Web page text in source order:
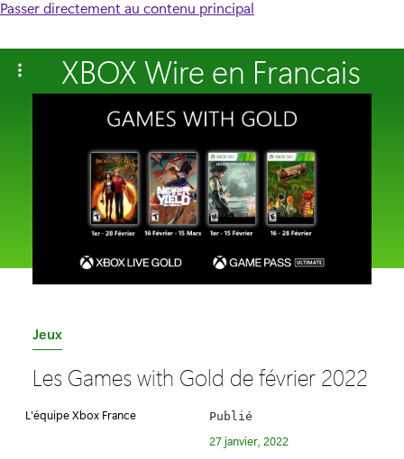
Passer directement au contenu principal
XBOX Wire en Francais
C
t
é
Jeux
Les Games with Gold de février 2022
L'équipe Xbox France Publié
27 janvier, 2022